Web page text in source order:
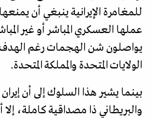
للمغامرة الإيرانية ينبغي أن
عملها العسكري المباشر أو غير
يواصلون شن الهجمات رغم الهدف
الولايات المتحدة والمملكة المتحدة.
بينما يشير هذا السلوك إلى أن إيران
والبريطاني ذا مصداقية كاملة،